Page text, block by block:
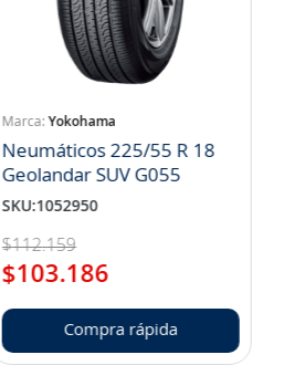
Yokohama
Neumáticos 225/55 R 18
Geolandar SUV G055
SKU:1052950
$112.159
$103.186
Compra rápida